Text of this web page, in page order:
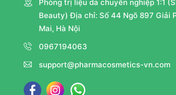
Phòng trị liệu da chuyên nghiệp 1:1
Beauty) Địa chỉ: Số 44 Ngõ 897 Giải
Mai, Hà Nội
0967194063
support@pharmacosmetics-vn.com